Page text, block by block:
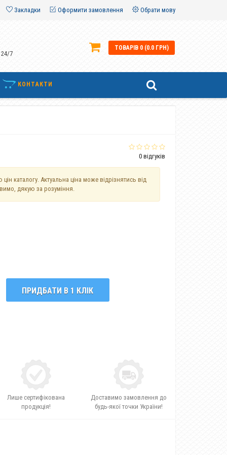
Закладки Оформити замовлення Обрати мову
7
ТОВАРІВ 0 (0.0 ГРН)
КОНТАКТИ
0 відгуків
каталогу. Актуальна ціна може відрізнятись від
дякую за розуміння.
ПРИДБАТИ В 1 КЛІК
Лише сертифікована
продукція!
Доставимо замовлення до
будь-якої точки України!